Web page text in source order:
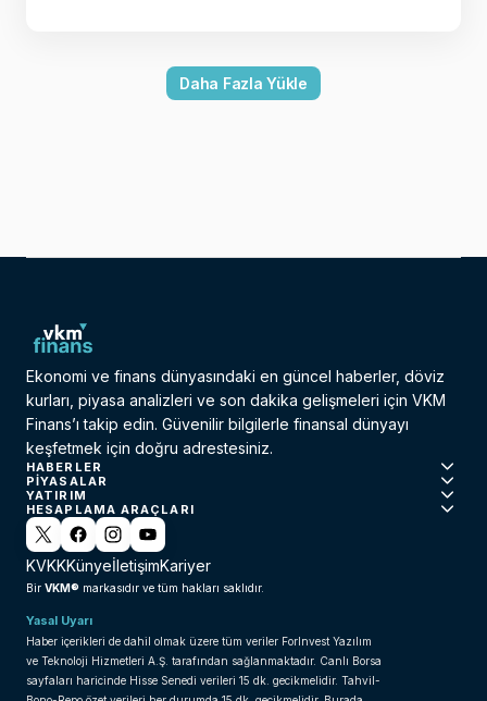
döndü. Çin’in özel sektör imalat pmi
temmuzda 50,9’a…Daha Fazla Yükle
Ekonomi ve finans dünyasındaki en güncel haberler, döviz
kurları, piyasa analizleri ve son dakika gelişmeleri için VKM
Finans’ı takip edin. Güvenilir bilgilerle finansal dünyayı
keşfetmek için doğru adrestesiniz.
HABERLER
PIYASALAR
YATIRIM
HESAPLAMA ARAÇLARI
KVKKKünyeİletişimKariyer
Bir VKM® markasıdır ve tüm hakları saklıdır.
Yasal Uyarı
Haber içerikleri de dahil olmak üzere tüm veriler ForInvest Yazılım
ve Teknoloji Hizmetleri A.Ş. tarafından sağlanmaktadır. Canlı Borsa
sayfaları haricinde Hisse Senedi verileri 15 dk. gecikmelidir. Tahvil-